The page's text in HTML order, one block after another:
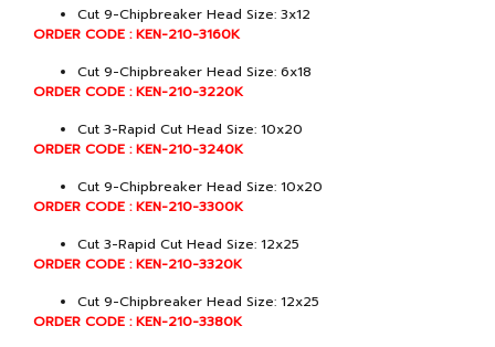
Cut 9-Chipbreaker Head Size: 3x12
ORDER CODE : KEN-210-3160K
Cut 9-Chipbreaker Head Size: 6x18
ORDER CODE : KEN-210-3220K
Cut 3-Rapid Cut Head Size: 10x20
ORDER CODE : KEN-210-3240K
Cut 9-Chipbreaker Head Size: 10x20
ORDER CODE : KEN-210-3300K
Cut 3-Rapid Cut Head Size: 12x25
ORDER CODE : KEN-210-3320K
Cut 9-Chipbreaker Head Size: 12x25
ORDER CODE : KEN-210-3380K